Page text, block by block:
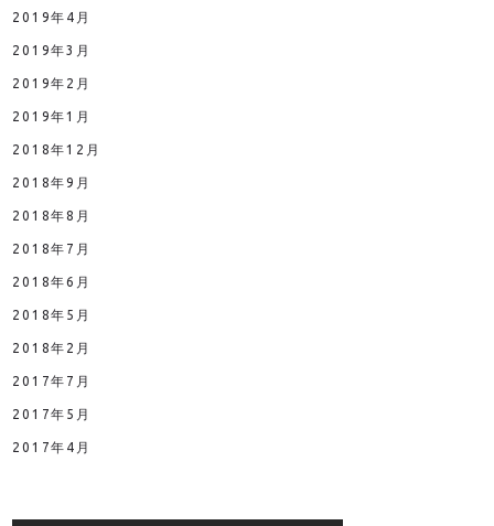
2019年4月
2019年3月
2019年2月
2019年1月
2018年12月
2018年9月
2018年8月
2018年7月
2018年6月
2018年5月
2018年2月
2017年7月
2017年5月
2017年4月